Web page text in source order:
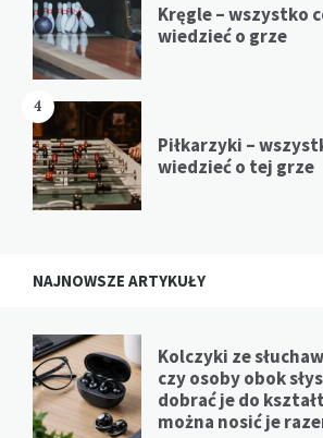
Kręgle – wszystko
wiedzieć o grze
4
Piłkarzyki –
wiedzieć o tej grze
NAJNOWSZE ARTYKUŁY
Kolczyki ze
czy osoby obok
dobrać je do
można nosić je